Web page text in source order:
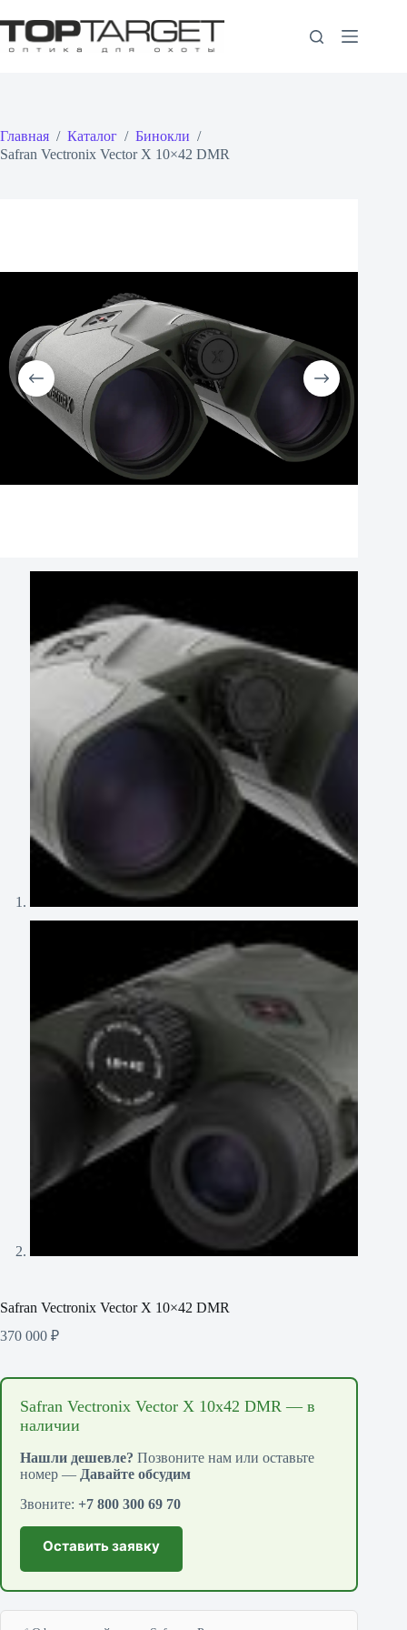
к
сути
Главная / Каталог / Бинокли /
Safran Vectronix Vector X 10×42 DMR
Safran Vectronix Vector X 10×42 DMR
370 000 ₽
Safran Vectronix Vector X 10x42 DMR — в
наличии
Нашли дешевле? Позвоните нам или оставьте
номер — Давайте обсудим
Звоните: +7 800 300 69 70
Оставить заявку